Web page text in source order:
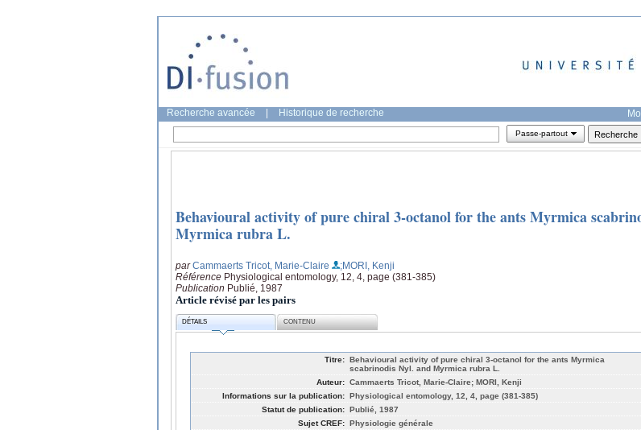
Recherche avancée Historique de recherche
Passe-partout
Behavioural activity of pure chiral 3‐octanol for the ants Myrmica
Myrmica rubra L.
parCammaerts Tricot, Marie-Claire
;MORI, Kenji
Référence Physiological entomology, 12, 4, page (381-385)
Publication Publié, 1987
Article révisé par les pairs
DÉTAILS CONTENU
Titre: Behavioural activity of pure chiral 3‐octanol for the ants Myrmica
scabrinodis Nyl. and Myrmica rubra L.
Auteur: Cammaerts Tricot, Marie-Claire; MORI, Kenji
Informations sur la publication: Physiological entomology, 12, 4, page (381-385)
Statut de publication: Publié, 1987
Sujet CREF: Physiologie générale